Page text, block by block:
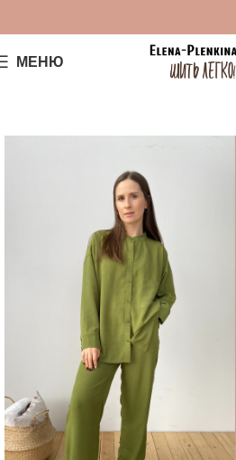
МЕНЮ